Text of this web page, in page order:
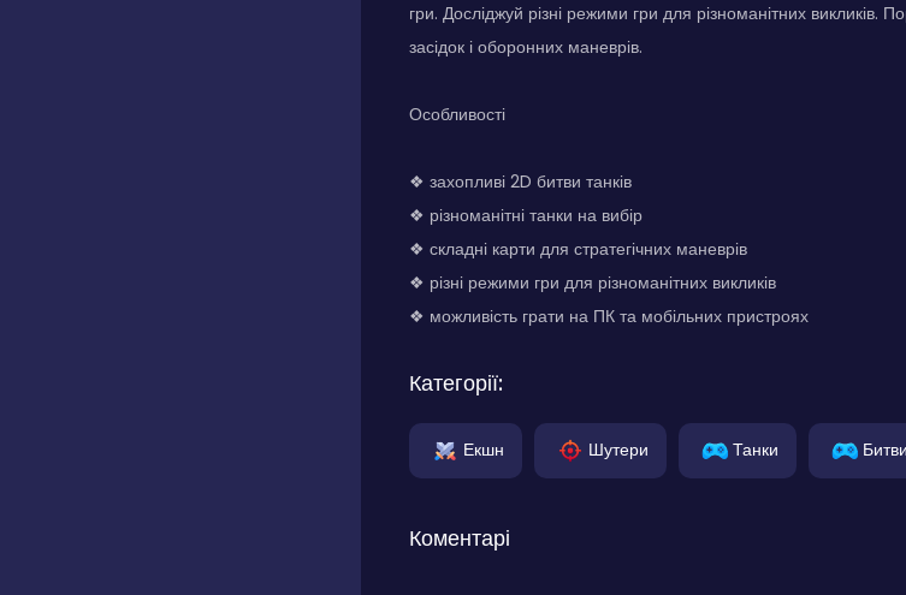
гри. Досліджуй різні режими гри для різноманітних викликів.
засідок і оборонних маневрів.
Особливості
❖ захопливі 2D битви танків
❖ різноманітні танки на вибір
❖ складні карти для стратегічних маневрів
❖ різні режими гри для різноманітних викликів
❖ можливість грати на ПК та мобільних пристроях
Категорії:
Екшн Шутери Танки Битви
Коментарі